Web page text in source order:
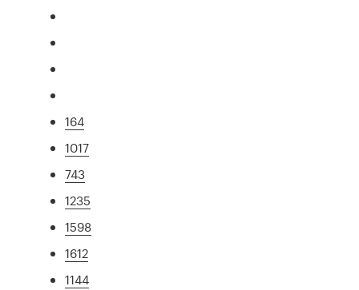
164
1017
743
1235
1598
1612
1144